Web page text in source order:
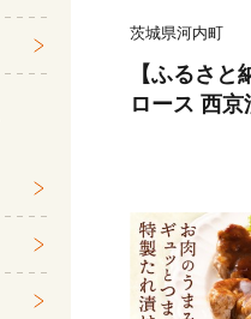
茨城県河内町
【ふるさ
ロース 西
パック) 株
ブッチャ
肉 肉 おか